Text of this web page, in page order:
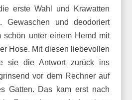
erste Wahl und Krawatten
Gewaschen und deodoriert
schön unter einem Hemd mit
Hose. Mit diesen liebevollen
sie die Antwort zurück ins
vor dem Rechner auf
Gatten. Das kam erst nach